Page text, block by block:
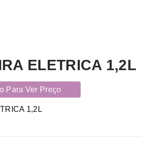
ELETRICA 1,2L
Para Ver Preço
1,2L